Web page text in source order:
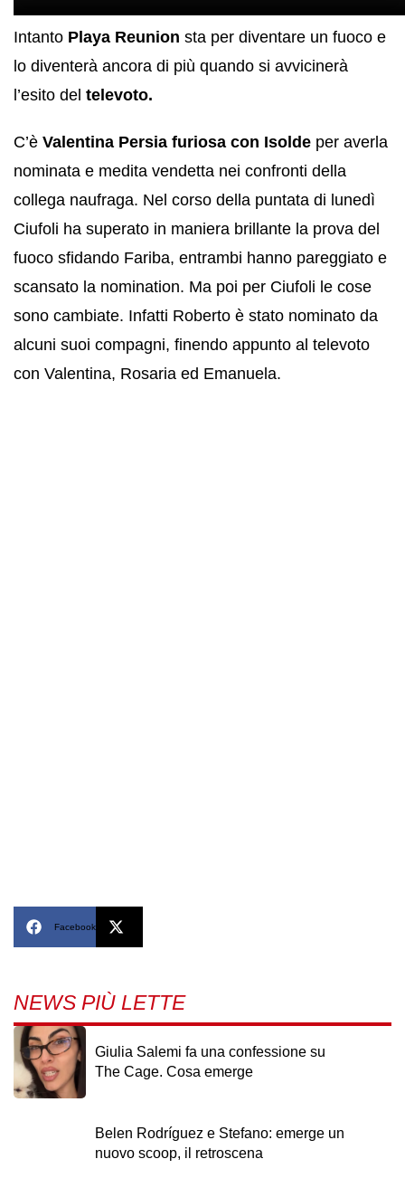
Intanto Playa Reunion sta per diventare un fuoco e
lo diventerà ancora di più quando si avvicinerà
l’esito del televoto.
C’è Valentina Persia furiosa con Isolde per averla
nominata e medita vendetta nei confronti della
collega naufraga. Nel corso della puntata di lunedì
Ciufoli ha superato in maniera brillante la prova del
fuoco sfidando Fariba, entrambi hanno pareggiato e
scansato la nomination. Ma poi per Ciufoli le cose
sono cambiate. Infatti Roberto è stato nominato da
alcuni suoi compagni, finendo appunto al televoto
con Valentina, Rosaria ed Emanuela.
Facebook
NEWS PIÙ LETTE
Giulia Salemi fa una confessione su
The Cage. Cosa emerge
Belen Rodríguez e Stefano: emerge un
nuovo scoop, il retroscena